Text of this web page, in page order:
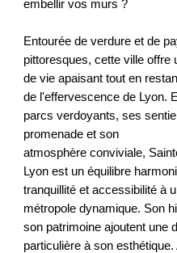
embellir vos murs ?
Entourée de verdure et de
pittoresques, cette ville offre
de vie apaisant tout en
de l'effervescence de Lyon.
parcs verdoyants, ses
promenade et son
atmosphère conviviale,
Lyon est un équilibre
tranquillité et accessibilité à
métropole dynamique. Son
son patrimoine ajoutent une
particulière à son